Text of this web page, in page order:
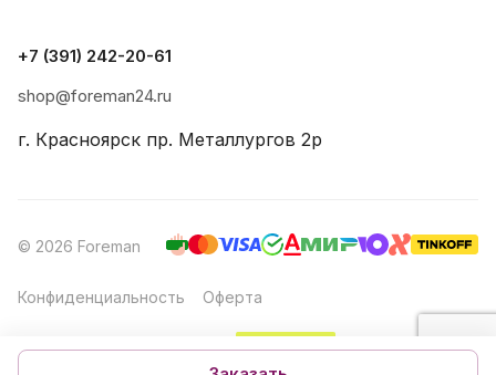
+7 (391) 242-20-61
shop@foreman24.ru
г. Красноярск пр. Металлургов 2р
© 2026 Foreman
Конфиденциальность Оферта
Создание и продвижение